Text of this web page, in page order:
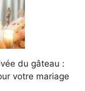
du gâteau :
votre mariage